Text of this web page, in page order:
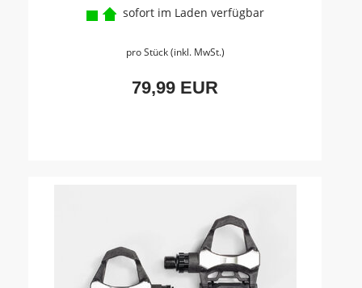
sofort im Laden verfügbar
pro Stück (inkl. MwSt.)
79,99 EUR